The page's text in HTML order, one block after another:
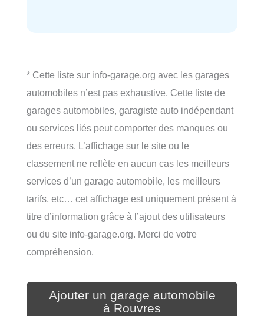
* Cette liste sur info-garage.org avec les garages
automobiles n’est pas exhaustive. Cette liste de
garages automobiles, garagiste auto indépendant
ou services liés peut comporter des manques ou
des erreurs. L’affichage sur le site ou le
classement ne reflète en aucun cas les meilleurs
services d’un garage automobile, les meilleurs
tarifs, etc… cet affichage est uniquement présent à
titre d’information grâce à l’ajout des utilisateurs
ou du site info-garage.org. Merci de votre
compréhension.
Ajouter un garage automobile
à Rouvres